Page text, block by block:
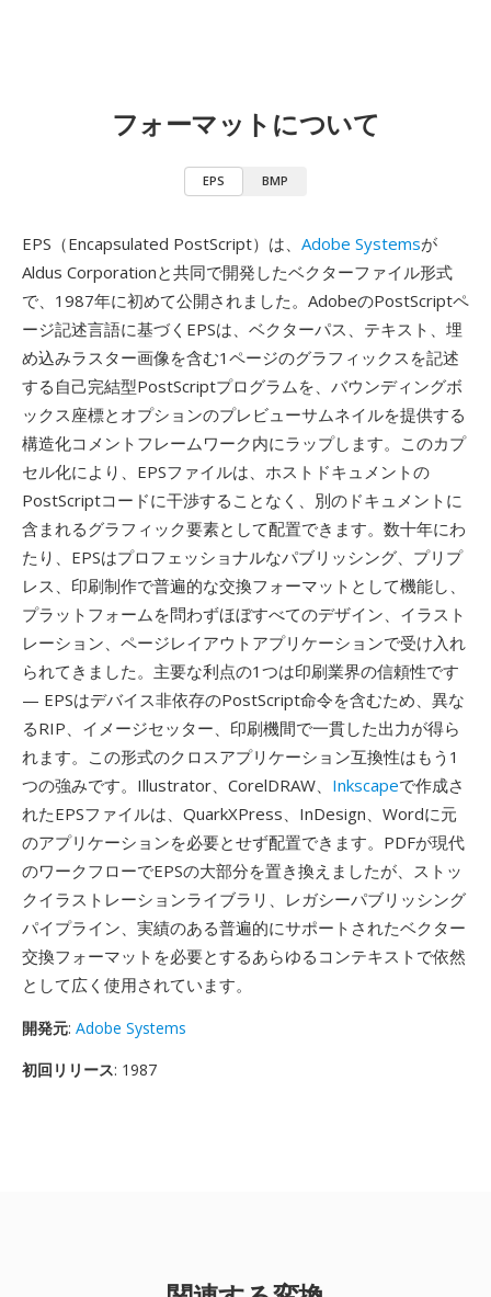
フォーマットについて
EPS BMP
EPS（Encapsulated PostScript）は、 Adobe Systemsが
Aldus Corporationと共同で開発したベクターファイル形式
で、1987年に初めて公開されました。AdobeのPostScriptペ
ージ記述言語に基づくEPSは、ベクターパス、テキスト、埋
め込みラスター画像を含む1ページのグラフィックスを記述
する自己完結型PostScriptプログラムを、バウンディングボ
ックス座標とオプションのプレビューサムネイルを提供する
構造化コメントフレームワーク内にラップします。このカプ
セル化により、EPSファイルは、ホストドキュメントの
PostScriptコードに干渉することなく、別のドキュメントに
含まれるグラフィック要素として配置できます。数十年にわ
たり、EPSはプロフェッショナルなパブリッシング、プリプ
レス、印刷制作で普遍的な交換フォーマットとして機能し、
プラットフォームを問わずほぼすべてのデザイン、イラスト
レーション、ページレイアウトアプリケーションで受け入れ
られてきました。主要な利点の1つは印刷業界の信頼性です
— EPSはデバイス非依存のPostScript命令を含むため、異な
るRIP、イメージセッター、印刷機間で一貫した出力が得ら
れます。この形式のクロスアプリケーション互換性はもう1
つの強みです。Illustrator、CorelDRAW、 Inkscapeで作成さ
れたEPSファイルは、QuarkXPress、InDesign、Wordに元
のアプリケーションを必要とせず配置できます。PDFが現代
のワークフローでEPSの大部分を置き換えましたが、ストッ
クイラストレーションライブラリ、レガシーパブリッシング
パイプライン、実績のある普遍的にサポートされたベクター
交換フォーマットを必要とするあらゆるコンテキストで依然
として広く使用されています。
開発元: Adobe Systems
初回リリース: 1987